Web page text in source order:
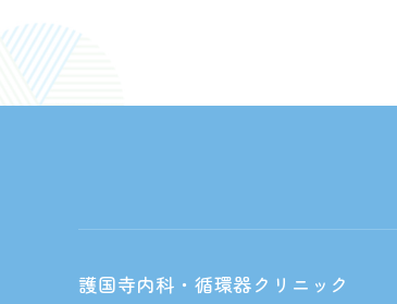
護国寺内科・循環器クリニック